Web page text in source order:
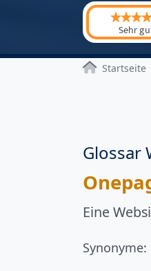
Sehr
Startseite
Glossar
Eine
Synonyme: